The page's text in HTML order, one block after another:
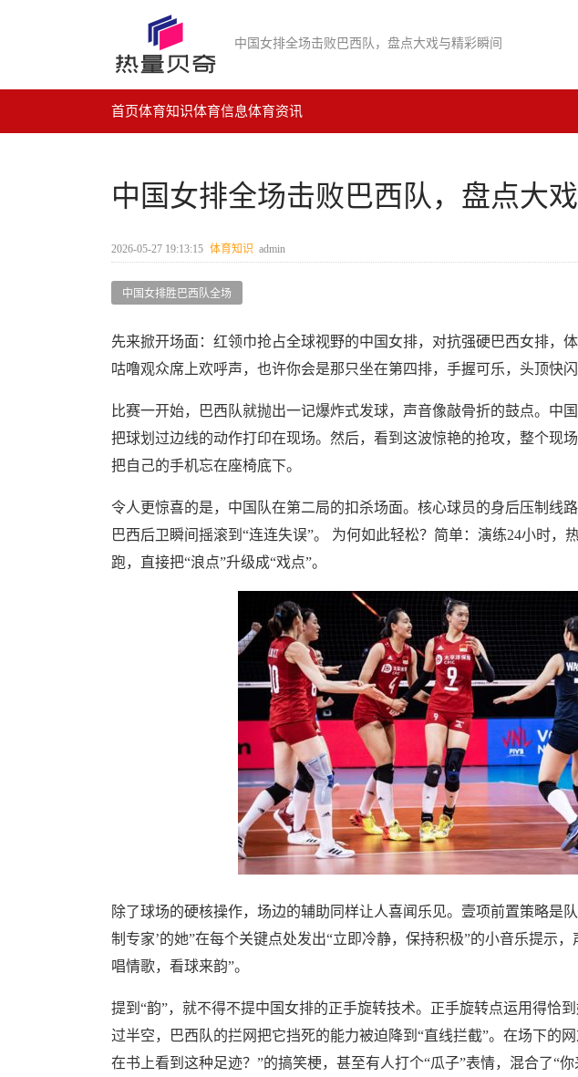
中国女排全场击败巴西队，盘点大戏与精彩瞬间
首页体育知识体育信息体育资讯
中国女排全场击败巴西队，盘点大
2026-05-27 19:13:15 体育知识 admin
中国女排胜巴西队全场
先来掀开场面：红领巾抢占全球视野的中国女排，对抗强硬巴西女排，
咕噜观众席上欢呼声，也许你会是那只坐在第四排，手握可乐，头顶快闪
比赛一开始，巴西队就抛出一记爆炸式发球，声音像敲骨折的鼓点。中
把球划过边线的动作打印在现场。然后，看到这波惊艳的抢攻，整个现
把自己的手机忘在座椅底下。
令人更惊喜的是，中国队在第二局的扣杀场面。核心球员的身后压制线
巴西后卫瞬间摇滚到“连连失误”。 为何如此轻松？简单：演练24小时，
跑，直接把“浪点”升级成“戏点”。
除了球场的硬核操作，场边的辅助同样让人喜闻乐见。壹项前置策略是
制专家’的她”在每个关键点处发出“立即冷静，保持积极”的小音乐提示
唱情歌，看球来韵”。
提到“韵”，就不得不提中国女排的正手旋转技术。正手旋转点运用得恰
过半空，巴西队的拦网把它挡死的能力被迫降到“直线拦截”。在场下的
在书上看到这种足迹？”的搞笑梗，甚至有人打个“瓜子”表情，混合了“